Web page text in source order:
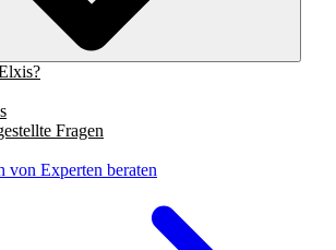
Fragen
von Experten beraten